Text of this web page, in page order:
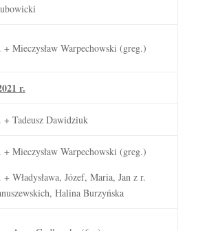
+ Mieczysław Warpechowski (greg.)
r.
+ Tadeusz Dawidziuk
+ Mieczysław Warpechowski (greg.)
+ Władysława, Józef, Maria, Jan z r.
Halina Burzyńska